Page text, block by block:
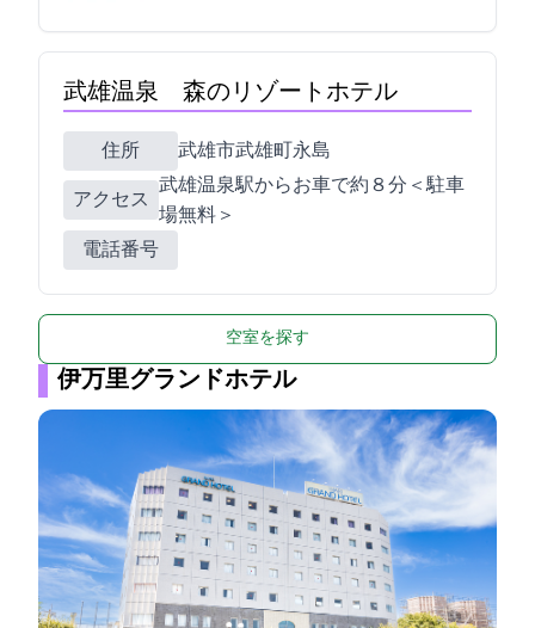
武雄温泉 森のリゾートホテル
住所 武雄市武雄町永島15750-1
アクセス
武雄温泉駅からお車で約８分＜駐車
場無料＞
電話番号
空室を探す
伊万里グランドホテル